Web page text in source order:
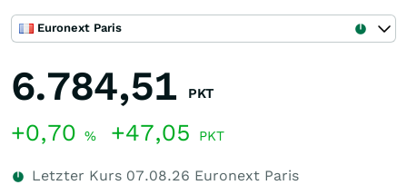
Euronext Paris
6.784,51 PKT
+0,70 % +47,05 PKT
Letzter Kurs 07.08.26 Euronext Paris